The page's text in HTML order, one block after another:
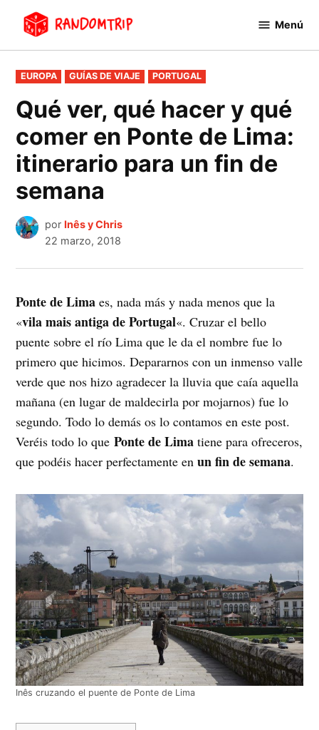
contenido
Menú
PUBLICADO
EN
EUROPA GUÍAS DE VIAJE PORTUGAL
Qué ver, qué hacer y qué
comer en Ponte de Lima:
itinerario para un fin de
semana
por Inês y Chris
22 marzo, 2018
Ponte de Lima es, nada más y nada menos que la
«vila mais antiga de Portugal«. Cruzar el bello
puente sobre el río Lima que le da el nombre fue lo
primero que hicimos. Depararnos con un inmenso valle
verde que nos hizo agradecer la lluvia que caía aquella
mañana (en lugar de maldecirla por mojarnos) fue lo
segundo. Todo lo demás os lo contamos en este post.
Veréis todo lo quePonte de Lima tiene para ofreceros,
que podéis hacer perfectamente enun fin de semana.
Inês cruzando el puente de Ponte de Lima